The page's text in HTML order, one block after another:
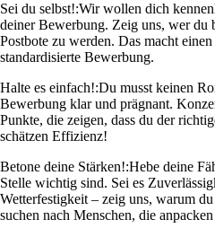
Sei du selbst!:Wir wollen dich
deiner Bewerbung. Zeig uns, wer du
Postbote zu werden. Das macht
standardisierte Bewerbung.
Halte es einfach!:Du musst keinen
Bewerbung klar und prägnant.
Punkte, die zeigen, dass du der
schätzen Effizienz!
Betone deine Stärken!:Hebe deine
Stelle wichtig sind. Sei es
Wetterfestigkeit – zeig uns, warum
suchen nach Menschen, die